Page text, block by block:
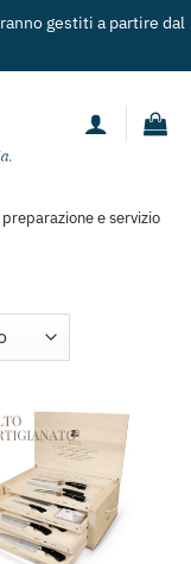
gestiti a partire dal
e servizio